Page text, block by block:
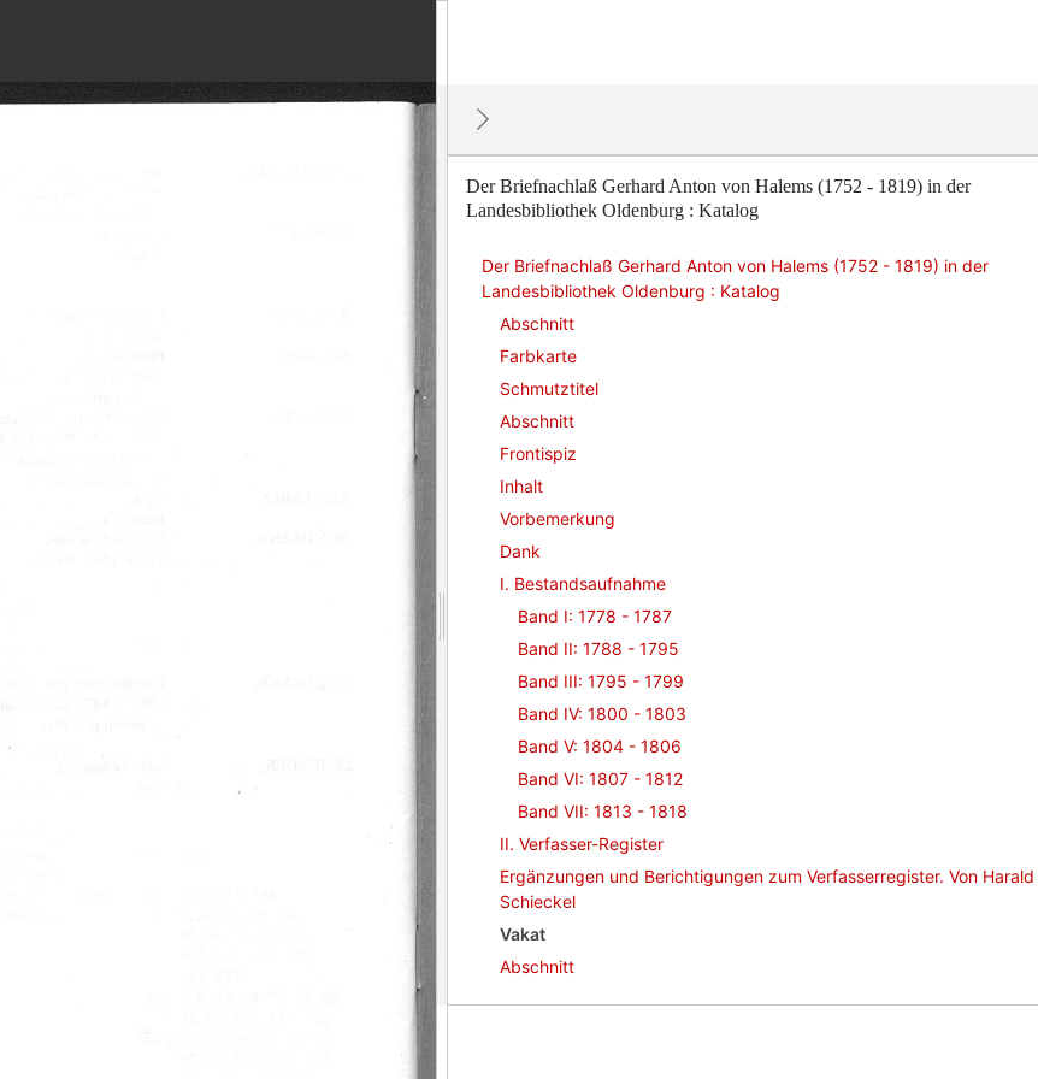
Der Briefnachlaß Gerhard Anton von Halems (1752 - 1819) in der
Landesbibliothek Oldenburg : Katalog
Der Briefnachlaß Gerhard Anton von Halems (1752 - 1819) in der
Landesbibliothek Oldenburg : Katalog
Abschnitt
Farbkarte
Schmutztitel
Abschnitt
Frontispiz
Inhalt
Vorbemerkung
Dank
I. Bestandsaufnahme
Band I: 1778 - 1787
Band II: 1788 - 1795
Band III: 1795 - 1799
Band IV: 1800 - 1803
Band V: 1804 - 1806
Band VI: 1807 - 1812
Band VII: 1813 - 1818
II. Verfasser-Register
Ergänzungen und Berichtigungen zum Verfasserregister. Von Harald
Schieckel
Vakat
Abschnitt